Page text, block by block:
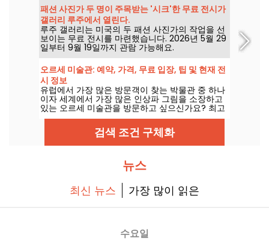
로 관람할 수 있습니다.
패션 사진가 두 명이 주목받는 '시크'한 무료 전시가
갤러리 루주에서 열린다.
루주 갤러리는 미국의 두 패션 사진가의 작업을 선
보이는 무료 전시를 마련했습니다. 2026년 5월 29
일부터 9월 19일까지 관람 가능해요.
오르세 미술관: 예약, 가격, 무료 입장, 팁 및 현재 전
시 정보
유럽에서 가장 많은 방문객이 찾는 박물관 중 하나
이자 세계에서 가장 많은 인상파 그림을 소장하고
있는 오르세 미술관을 방문하고 싶으신가요? 최고
의 조건에서 최고의 작품을 감상하기 위해 필요한
모든 팁과 요령, 현재 진행 중인 전시, 가격 및 무료
입장 등 다양한 정보를 알려드릴게요.
검색 조건 구체화
뉴스
최신 뉴스 가장 많이 읽은
수요일